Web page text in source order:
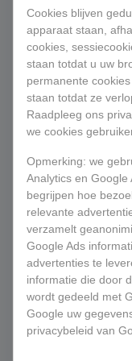
De in het
genoemde
Artikel 6 –
Voor de
worden
De
ontvangst
Als plaats
consument
gemaakt.
bestelling
Cookies blijven
apparaat staan,
cookies,
staan ​​totdat u uw
permanente
staan ​​totdat ze
Raadpleeg ons
we cookies
Opmerking: we
Analytics en
begrijpen hoe
relevante
verzamelt
Google Ads
advertenties te
informatie die door
wordt gedeeld met
Google uw
privacybeleid van